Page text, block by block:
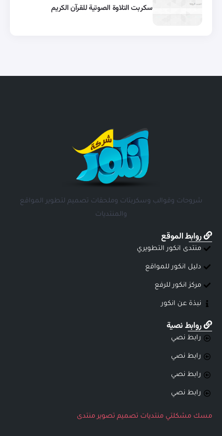
سكربت التلاوة الصوتية للقرآن الكريم
شروحات وقوالب وسكربتات وملحقات تصميم لتطوير المواقع
والمنتديات
روابط الموقع
منتدى انكور التطويري
دليل انكور للمواقع
مركز انكور للرفع
نبذة عن انكور
روابط نصية
رابط نصي
رابط نصي
رابط نصي
رابط نصي
مسك مشكلتي منتديات تصميم تصوير منتدى